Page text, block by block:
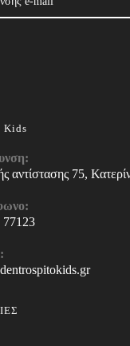
Kids
αντίστασης 75,
77123
Opens